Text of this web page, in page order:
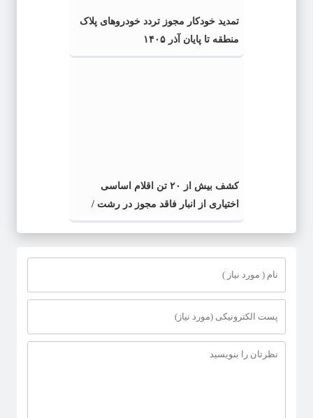
تمدید خودکار مجوز تردد خودروهای پلاک
منطقه تا پایان آذر ۱۴۰۵
کشف بیش از ۲۰ تن اقلام اساسی
اختیاری از انبار فاقد مجوز در رشت /
کشف بیش از ۲ تن اقلام تاریخ مصرف